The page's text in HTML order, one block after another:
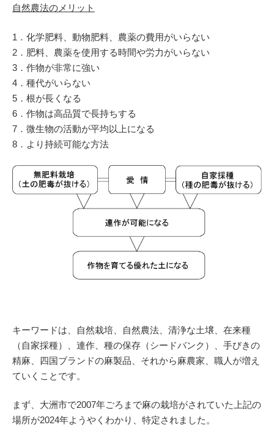
自然農法のメリット
1．化学肥料、動物肥料、農薬の費用がいらない
2．肥料、農薬を使用する時間や労力がいらない
3．作物が非常に強い
4．種代がいらない
5．根が長くなる
6．作物は高品質で長持ちする
7．微生物の活動が平均以上になる
8．より持続可能な方法
キーワードは、自然栽培、自然農法、清浄な土壌、在来種
（自家採種）、連作、種の保存（シードバンク）、手びきの
精麻、四国ブランドの麻製品、それから麻農家、職人が増え
ていくことです。
まず、大洲市で2007年ごろまで麻の栽培がされていた上記の
場所が2024年ようやくわかり、特定されました。